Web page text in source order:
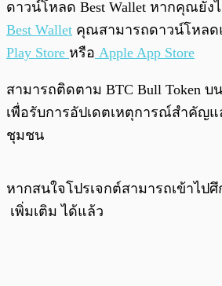
ดาวน์โหลด Best Wallet หากคุณยัง
Best Wallet คุณสามารถดาวน์โหลด
Play Store หรือ Apple App Store
สามารถติดตาม BTC Bull Token บน
เพื่อรับการอัปเดตเหตุการณ์สำคัญแ
ชุมชน
หากสนใจโปรเจกต์สามารถเข้าไปศึ
เพิ่มเติม ได้แล้ว